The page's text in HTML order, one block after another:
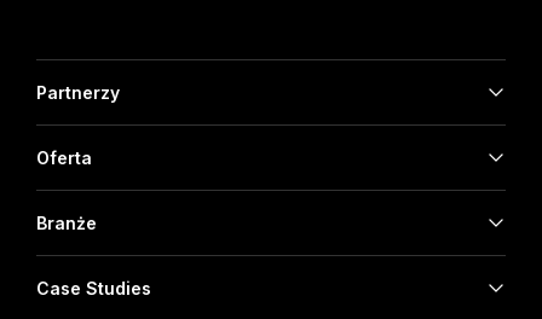
Partnerzy
Oferta
Branże
Case Studies